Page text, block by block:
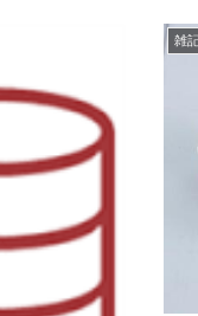
雑